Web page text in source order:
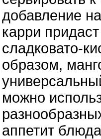
добавление
карри
сладковато-
образом,
можно
аппетит